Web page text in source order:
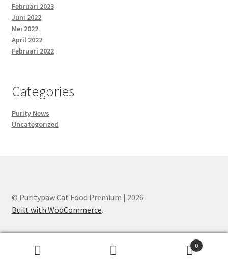
Februari 2023
Juni 2022
Mei 2022
April 2022
Februari 2022
Categories
Purity News
Uncategorized
© Puritypaw Cat Food Premium | 2026
Built with WooCommerce.
Pencarian
0